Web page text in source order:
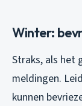
Winter:
Straks, als het
meldingen.
kunnen